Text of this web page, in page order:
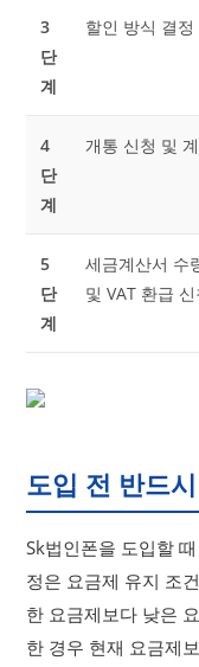
3
단
계
할인 방식 결정
4
단
계
개통 신청 및
5
단
계
세금계산서 수
및 VAT 환급 신
도입 전 반드
Sk법인폰을 도입할
정은 요금제 유지 조
한 요금제보다 낮은
한 경우 현재 요금제